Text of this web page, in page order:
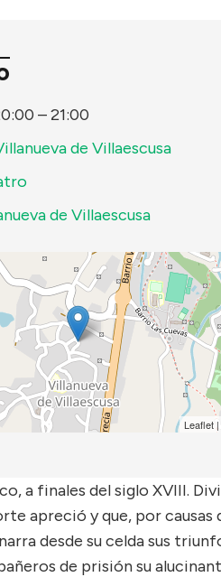
–21:00
de Villaescusa
de Villaescusa
Leaflet|
a finales del siglo XVIII.
apreció y que, por causas
desde su celda sus
de prisión su